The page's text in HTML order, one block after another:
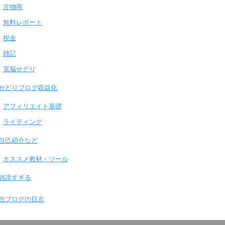
古物商
無料レポート
税金
雑記
電脳せどり
どりブログ収益化
アフィリエイト基礎
ライティング
己紹介など
オススメ教材・ツール
談すぎる
ブログの目次